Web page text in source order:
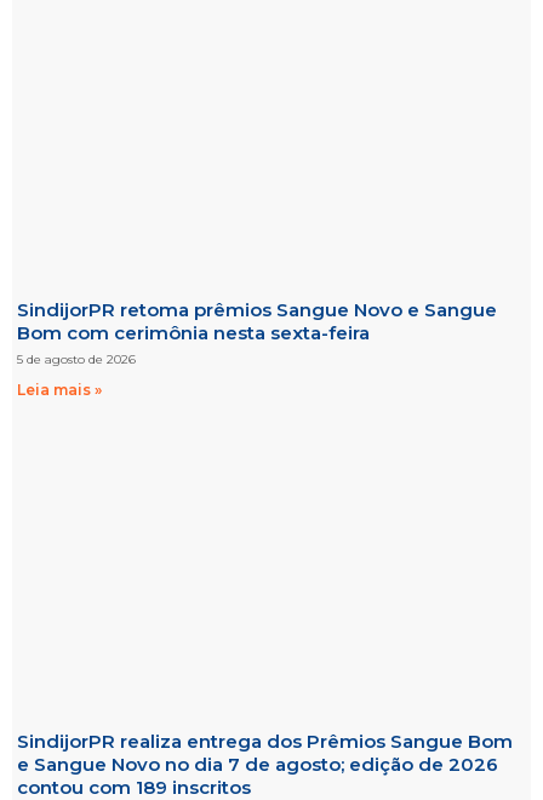
SindijorPR retoma prêmios Sangue Novo e Sangue
Bom com cerimônia nesta sexta-feira
5 de agosto de 2026
Leia mais »
SindijorPR realiza entrega dos Prêmios Sangue Bom
e Sangue Novo no dia 7 de agosto; edição de 2026
contou com 189 inscritos